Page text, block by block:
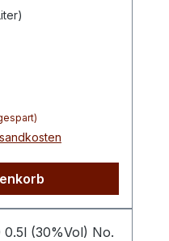
und findet
Kräutern
Klassiker.
besten an
Ort.